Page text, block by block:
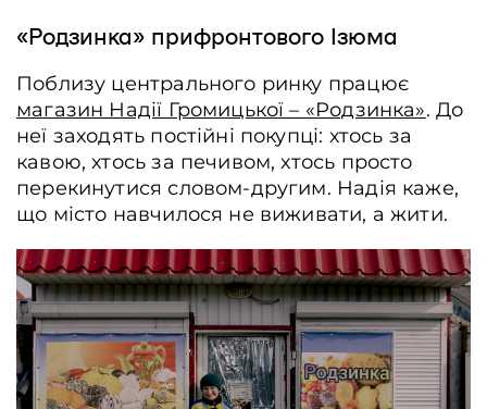
«Родзинка» прифронтового Ізюма
Поблизу центрального ринку працює
магазин Надії Громицької – «Родзинка». До
неї заходять постійні покупці: хтось за
кавою, хтось за печивом, хтось просто
перекинутися словом-другим. Надія каже,
що місто навчилося не виживати, а жити.